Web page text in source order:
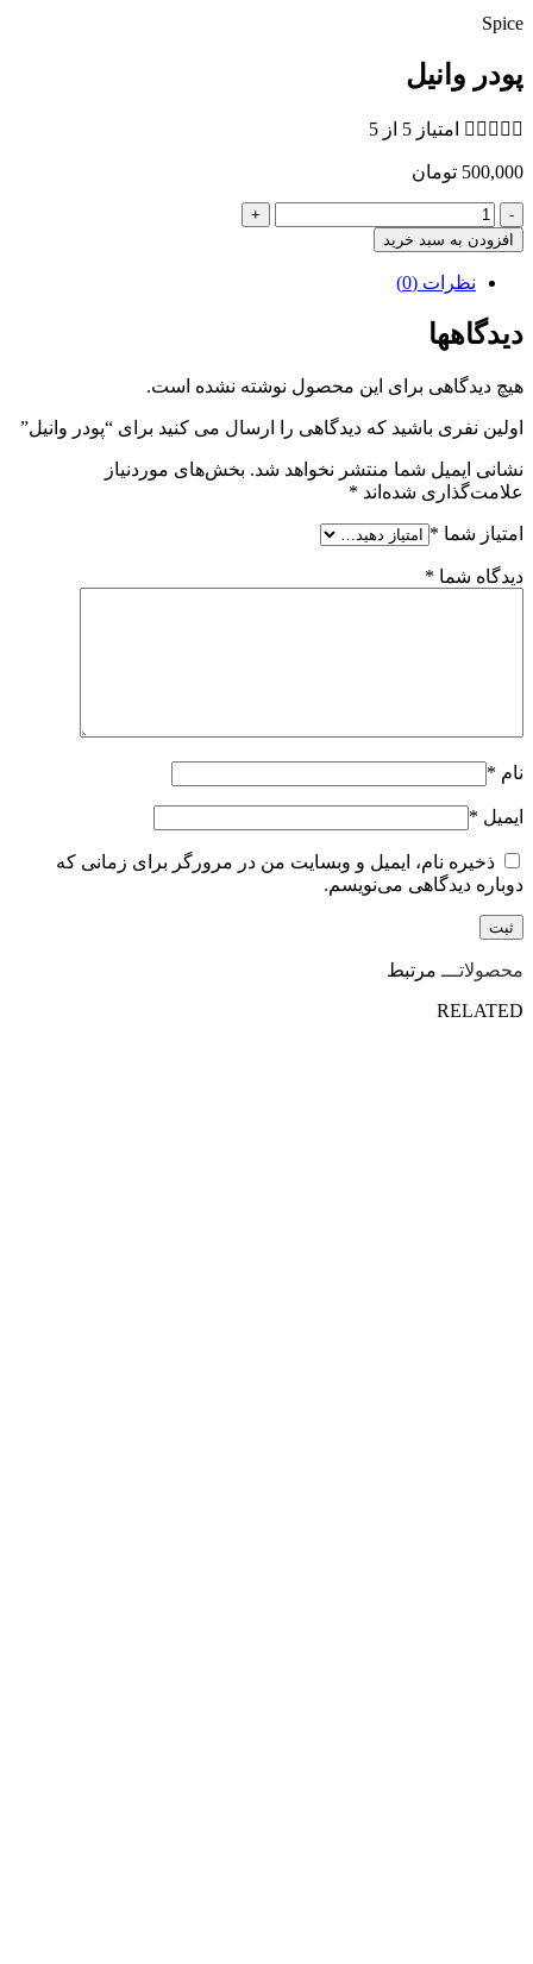
Spice
پودر وانیل
     امتیاز 5 از 5
500,000 تومان
پودر
وانیل
عدد
افزودن به سبد خرید
نظرات (0)
دیدگاهها
هیچ دیدگاهی برای این محصول نوشته نشده است.
اولین نفری باشید که دیدگاهی را ارسال می کنید برای “پودر وانیل”
نشانی ایمیل شما منتشر نخواهد شد. بخش‌های موردنیاز
علامت‌گذاری شده‌اند *
امتیاز شما *
دیدگاه شما *
نام *
ایمیل *
ذخیره نام، ایمیل و وبسایت من در مرورگر برای زمانی که
دوباره دیدگاهی می‌نویسم.
محصولاتـــ مرتبط
RELATED